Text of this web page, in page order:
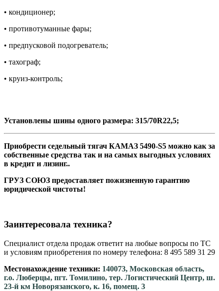
• кондиционер;
• противотуманные фары;
• предпусковой подогреватель;
• тахограф;
• круиз-контроль;
Установлены шины одного размера: 315/70R22,5;
Приобрести седельный тягач КАМАЗ 5490-S5 можно как за
собственные средства так и на самых выгодных условиях
в кредит и лизинг..
ГРУЗ СОЮЗ предоставляет пожизненную гарантию
юридической чистоты!
Заинтересовала техника?
Специалист отдела продаж ответит на любые вопросы по ТС
и условиям приобретения по номеру телефона: 8 495 589 31 29
Местонахождение техники: 140073, Московская область,
г.о. Люберцы, пгт. Томилино, тер. Логистический Центр, ш.
23-й км Новорязанского, к. 16, помещ. 3